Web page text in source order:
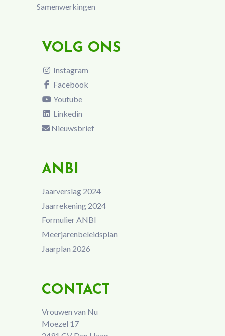
Samenwerkingen
VOLG ONS
Instagram
Facebook
Youtube
Linkedin
Nieuwsbrief
ANBI
Jaarverslag 2024
Jaarrekening 2024
Formulier ANBI
Meerjarenbeleidsplan
Jaarplan 2026
CONTACT
Vrouwen van Nu
Moezel 17